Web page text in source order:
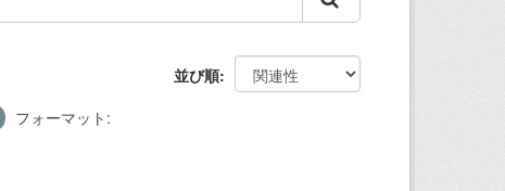
並び順
フォーマット: